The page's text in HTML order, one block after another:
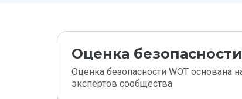
Оценка
Оценка безопасности WOT основана
экспертов сообщества.